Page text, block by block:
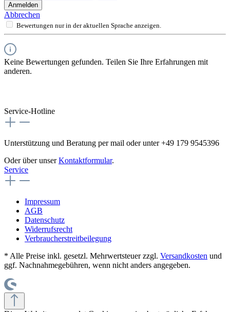
Anmelden
Abbrechen
Bewertungen nur in der aktuellen Sprache anzeigen.
Keine Bewertungen gefunden. Teilen Sie Ihre Erfahrungen mit
anderen.
Service-Hotline
Unterstützung und Beratung per mail oder unter +49 179 9545396
Oder über unserKontaktformular.
Service
Impressum
AGB
Datenschutz
Widerrufsrecht
Verbraucherstreitbeilegung
* Alle Preise inkl. gesetzl. Mehrwertsteuer zzgl. Versandkosten und
ggf. Nachnahmegebühren, wenn nicht anders angegeben.